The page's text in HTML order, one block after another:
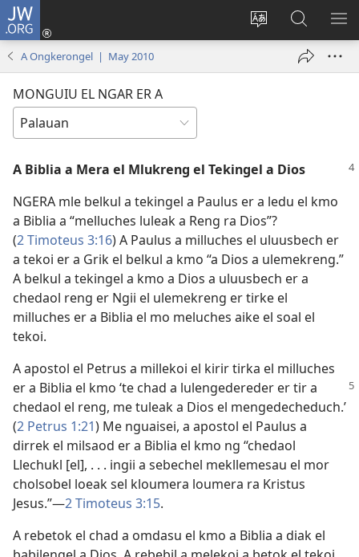
JW.ORG
Mngedechii
omelekoi
Log
Mosiik
a
Tekoi
A Ongkerongel | May 2010
MONGUIU EL NGAR ER A
A Biblia a Mera el Mlukreng el Tekingel a Dios
NGERA mle belkul a tekingel a Paulus er a ledu el kmo
a Biblia a “melluches luleak a Reng ra Dios”?
(2 Timoteus 3:16) A Paulus a milluches el uluusbech er
a tekoi er a Grik el belkul a kmo “a Dios a ulemekreng.”
A belkul a tekingel a kmo a Dios a uluusbech er a
chedaol reng er Ngii el ulemekreng er tirke el
milluches er a Biblia el mo meluches aike el soal el
tekoi.
A apostol el Petrus a millekoi el kirir tirka el milluches
er a Biblia el kmo ‘te chad a lulengedereder er tir a
chedaol el reng, me tuleak a Dios el mengedecheduch.’
(2 Petrus 1:21) Me nguaisei, a apostol el Paulus a
dirrek el milsaod er a Biblia el kmo ng “chedaol
Llechukl [el], . . . ingii a sebechel mekllemesau el mor
cholsobel loeak sel kloumera loumera ra Kristus
Jesus.”​—2 Timoteus 3:15.
A rebetok el chad a omdasu el kmo a Biblia a diak el